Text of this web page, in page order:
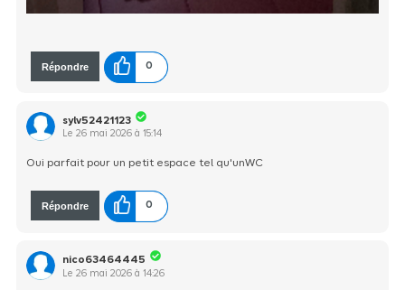
Répondre 0
sylv52421123
Le26 mai 2026 à15:14
Oui parfait pour un petit espace tel qu'unWC
Répondre 0
nico63464445
Le26 mai 2026 à14:26